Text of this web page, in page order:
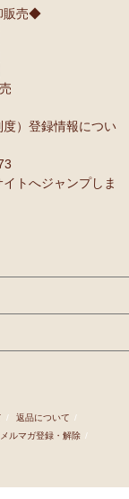
・アーティスト
ハイクオリティ
ーナッツ ワケあ
ー『ティンガテ
の色』
バル金職人のハ
、『しんぞうと
と言う間に満開
、面白すぎる
ご感想
がとうございま
、色も素敵！
楽しみます！
感想
■カフェアフリ
販売◆
）登録情報につい
トへジャンプしま
/ 返品について
/
メルマガ登録・解除 /